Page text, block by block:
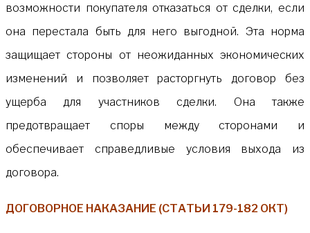
возможности покупателя отказаться от сделки, если
она перестала быть для него выгодной. Эта норма
защищает стороны от неожиданных экономических
изменений и позволяет расторгнуть договор без
ущерба для участников сделки. Она также
предотвращает споры между сторонами и
обеспечивает справедливые условия выхода из
договора.
ДОГОВОРНОЕ НАКАЗАНИЕ (СТАТЬИ 179-182 ОКТ)